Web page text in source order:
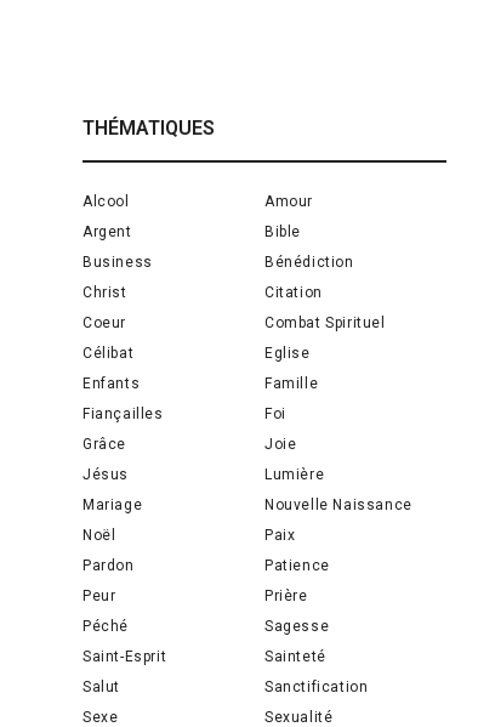
THÉMATIQUES
Alcool
Amour
Argent
Bible
Business
Bénédiction
Christ
Citation
Coeur
Combat Spirituel
Célibat
Eglise
Enfants
Famille
Fiançailles
Foi
Grâce
Joie
Jésus
Lumière
Mariage
Nouvelle Naissance
Noël
Paix
Pardon
Patience
Peur
Prière
Péché
Sagesse
Saint-Esprit
Sainteté
Salut
Sanctification
Sexe
Sexualité